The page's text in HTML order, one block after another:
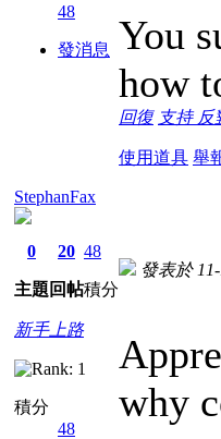
48
發消息 You
how
回復 支持 反
使用道具 舉
StephanFax
0
主題
20
回帖
48
積分
新手上路
積分
48
發表於
why